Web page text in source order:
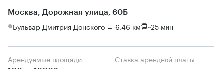
Москва, Дорожная улица, 60Б
Бульвар Дмитрия Донского → 6.46 км ~25 мин
Арендуемые площади Ставка арендной платы